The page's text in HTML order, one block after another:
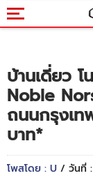
บ้านเดี่ยว
Noble
ถนนกรุงเท
บาท*
โพสโดย : U / วันที่